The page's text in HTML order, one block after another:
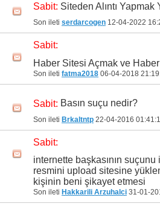
Sabit: Siteden Alıntı Yapmak
Son ileti serdarcogen 12-04-2022
Sabit:
Haber Sitesi Açmak ve
Son ileti fatma2018 06-04-2018
Sabit: Basın suçu nedir?
Son ileti Brkaltntp 22-04-2016
Sabit:
internette başkasının suçunu
resmini upload sitesine
kişinin beni şikayet etmesi
Son ileti Hakkarili Arzuhalci 31-01-